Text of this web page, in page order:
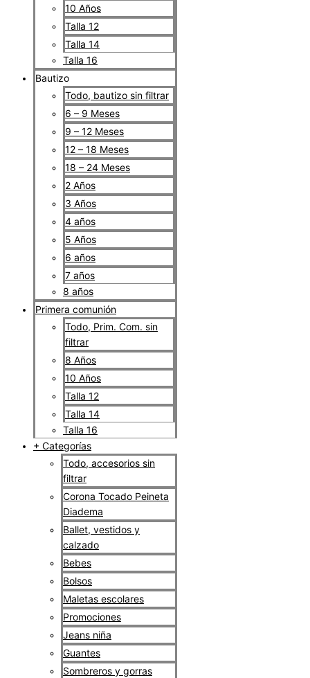
10 Años
Talla 12
Talla 14
Talla 16
Bautizo
Todo, bautizo sin filtrar
6 – 9 Meses
9 – 12 Meses
12 – 18 Meses
18 – 24 Meses
2 Años
3 Años
4 años
5 Años
6 años
7 años
8 años
Primera comunión
Todo, Prim. Com. sin
filtrar
8 Años
10 Años
Talla 12
Talla 14
Talla 16
+ Categorías
Todo, accesorios sin
filtrar
Corona Tocado Peineta
Diadema
Ballet, vestidos y
calzado
Bebes
Bolsos
Maletas escolares
Promociones
Jeans niña
Guantes
Sombreros y gorras